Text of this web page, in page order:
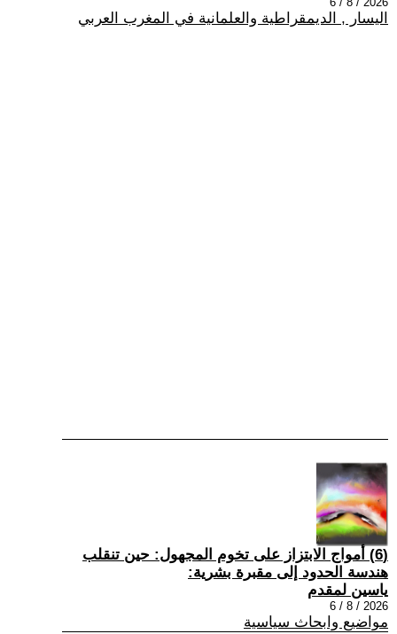
اليسار , الديمقراطية والعلمانية في المغرب العربي
(6) أمواج الابتزاز على تخوم المجهول: حين تنقلب
هندسة الحدود إلى مقبرة بشرية:
ياسين لمقدم
2026 / 8 / 6
مواضيع وابحاث سياسية